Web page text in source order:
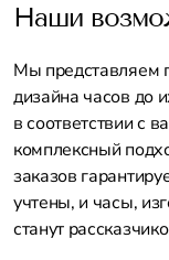
Наши
Мы представляем
дизайна часов до
в соответствии с
комплексный
заказов
учтены, и часы,
станут